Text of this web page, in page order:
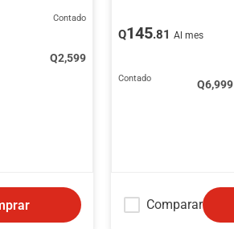
Contado
Q2,599
Q145.81 Al mes
Contado Q6,999
Comparar